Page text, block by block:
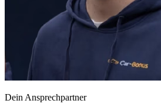
Dein Ansprechpartner